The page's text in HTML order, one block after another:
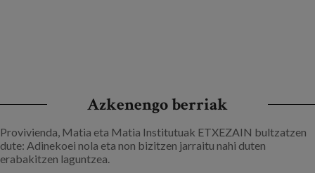
Azkenengo berriak
Provivienda, Matia eta Matia Institutuak ETXEZAIN bultzatzen
dute: Adinekoei nola eta non bizitzen jarraitu nahi duten
erabakitzen laguntzea.